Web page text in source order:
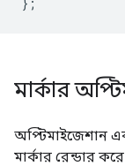
মার্কার
অপ্টিমাইজেশান
মার্কার রেন্ডার